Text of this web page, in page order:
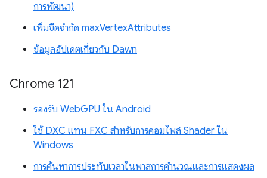
การพัฒนา)
เพิ่มขีดจำกัด maxVertexAttributes
ข้อมูลอัปเดตเกี่ยวกับ Dawn
Chrome 121
รองรับ WebGPU ใน Android
ใช้ DXC แทน FXC สำหรับการคอมไพล์ Shader ใน
Windows
การค้นหาการประทับเวลาในพาสการคำนวณและการแสดงผล